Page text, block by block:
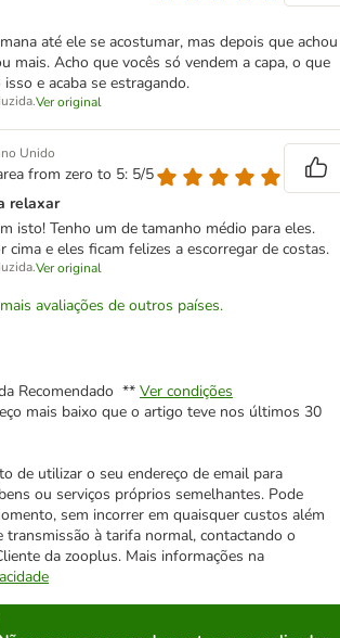
até ele se acostumar, mas depois que achou
mais. Acho que vocês só vendem a capa, o que
e acaba se estragando.
Ver original
Unido
from zero to 5: 5/5
relaxar
isto! Tenho um de tamanho médio para eles.
cima e eles ficam felizes a escorregar de costas.
Ver original
avaliações de outros países.
Recomendado ** Ver condições
mais baixo que o artigo teve nos últimos 30
de utilizar o seu endereço de email para
ou serviços próprios semelhantes. Pode
sem incorrer em quaisquer custos além
transmissão à tarifa normal, contactando o
da zooplus. Mais informações na